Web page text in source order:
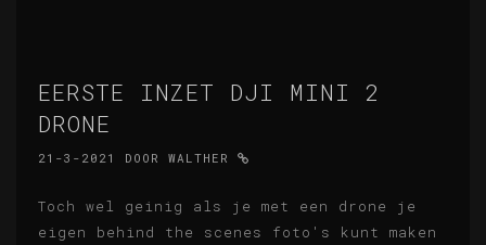
EERSTE INZET DJI MINI 2
DRONE
21-3-2021 DOOR WALTHER
Toch wel geinig als je met een drone je
eigen behind the scenes foto's kunt maken